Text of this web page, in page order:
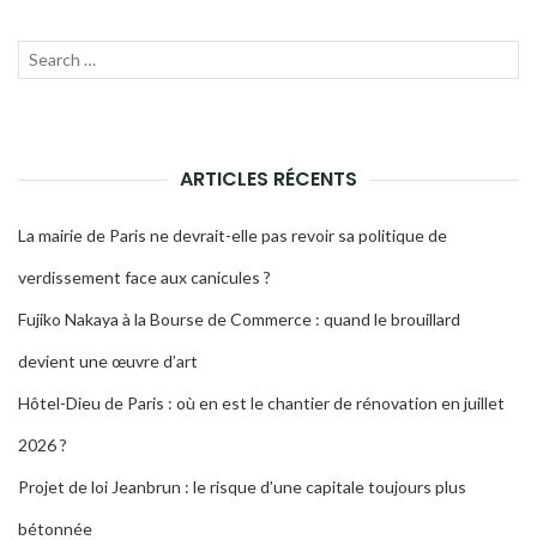
Recherche
ARTICLES RÉCENTS
La mairie de Paris ne devrait-elle pas revoir sa politique de
verdissement face aux canicules ?
Fujiko Nakaya à la Bourse de Commerce : quand le brouillard
devient une œuvre d’art
Hôtel-Dieu de Paris : où en est le chantier de rénovation en juillet
2026 ?
Projet de loi Jeanbrun : le risque d’une capitale toujours plus
bétonnée